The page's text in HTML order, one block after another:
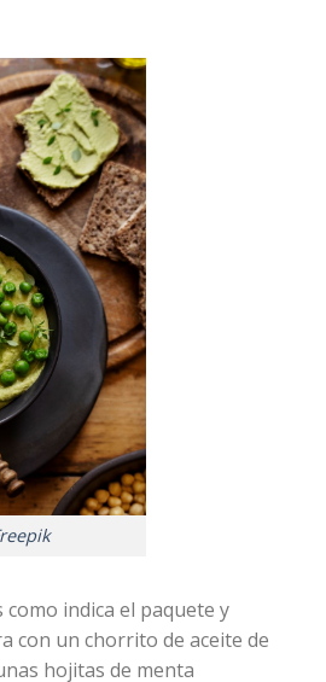
indica el paquete y
con un chorrito de aceite de
hojitas de menta